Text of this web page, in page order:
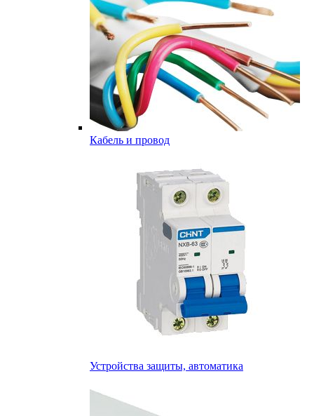
Кабель и провод
Устройства защиты, автоматика